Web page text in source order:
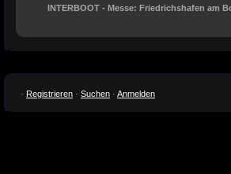
INTERBOOT - Messe: Friedrichshafen am
· Registrieren · Suchen · Anmelden